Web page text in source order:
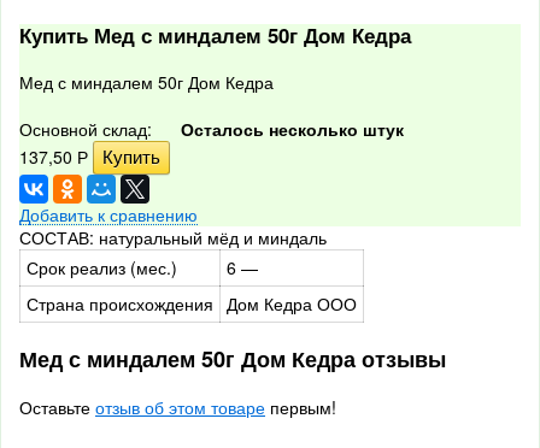
Купить Мед с миндалем 50г Дом Кедра
Мед с миндалем 50г Дом Кедра
Основной склад:
Осталось несколько штук
137,50 Р
Добавить к сравнению
СОСТАВ: натуральный мёд и миндаль
Срок реализ (мес.)
6 —
Страна происхождения Дом Кедра ООО
Мед с миндалем 50г Дом Кедра отзывы
Оставьте отзыв об этом товаре первым!